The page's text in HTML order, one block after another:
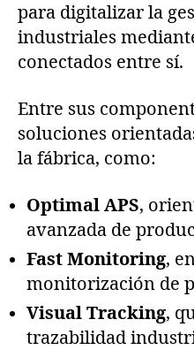
para digitalizar la
industriales
conectados entre sí.
Entre sus
soluciones
la fábrica, como:
Optimal APS,
avanzada de
Fast Monitoring,
monitorización de
Visual Tracking,
trazabilidad